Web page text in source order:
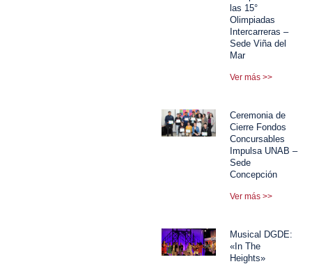
las 15°
Olimpiadas
Intercarreras –
Sede Viña del
Mar
Ver más >>
Ceremonia de
Cierre Fondos
Concursables
Impulsa UNAB –
Sede
Concepción
Ver más >>
Musical DGDE:
«In The
Heights»